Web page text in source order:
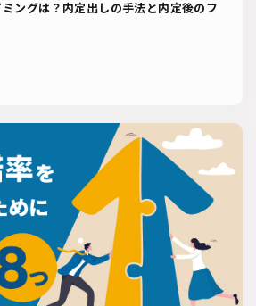
ングは？内定出しの手法と内定後のフ